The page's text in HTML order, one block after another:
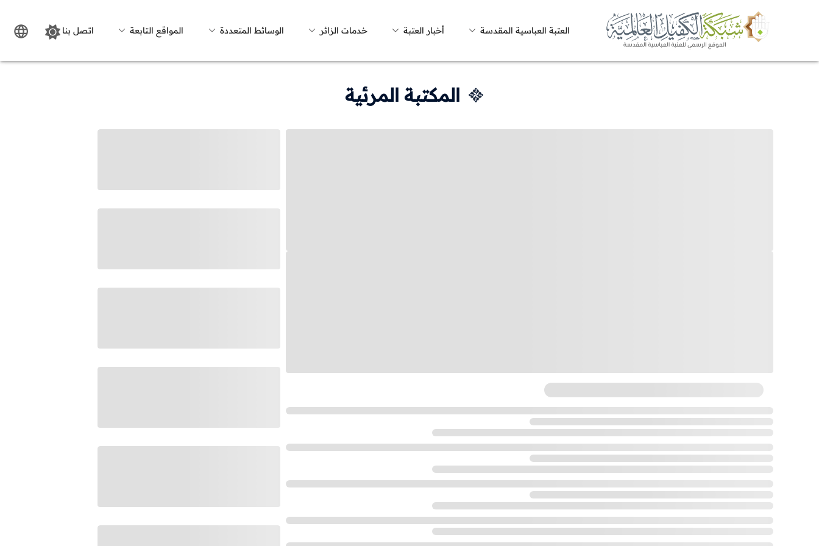
العتبة العباسية المقدسة أخبار العتبة خدمات الزائر الوسائط المتعددة المواقع التابعة اتصل بنا
المكتبة المرئية